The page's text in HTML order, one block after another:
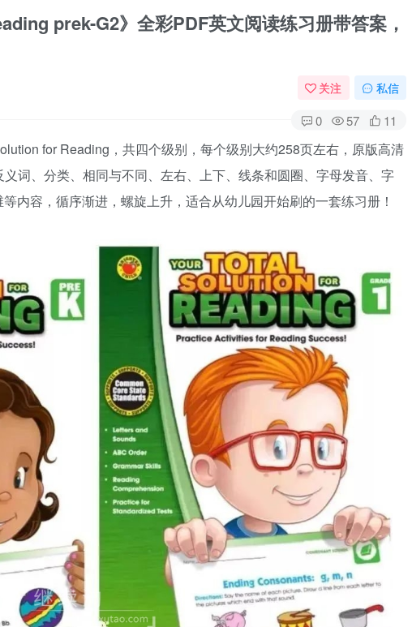
prek-G2》全彩PDF英文阅读练习册带答案，
关注 私信
0 57 11
for Reading，共四个级别，每个级别大约258页左右，原版高清
词、分类、相同与不同、左右、上下、线条和圆圈、字母发音、字
内容，循序渐进，螺旋上升，适合从幼儿园开始刷的一套练习册！